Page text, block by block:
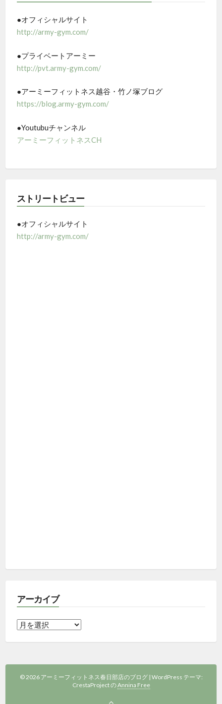
●オフィシャルサイト
http://army-gym.com/
●プライベートアーミー
http://pvt.army-gym.com/
●アーミーフィットネス越谷・竹ノ塚ブログ
https://blog.army-gym.com/
●Youtubuチャンネル
アーミーフィットネスCH
ストリートビュー
●オフィシャルサイト
http://army-gym.com/
アーカイブ
ア
ブ
© 2026 アーミーフィットネス春日部店のブログ | WordPress テーマ:
CrestaProject のAnnina Free